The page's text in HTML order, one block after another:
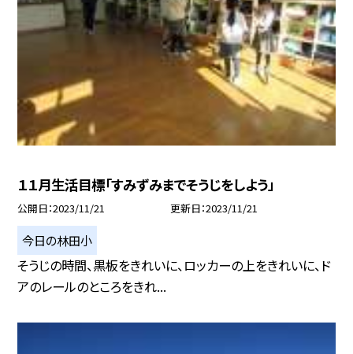
１１月生活目標「すみずみまでそうじをしよう」
公開日 2023/11/21 更新日 2023/11/21
今日の林田小
そうじの時間、黒板をきれいに、ロッカーの上をきれいに、ド
アのレールのところをきれ...